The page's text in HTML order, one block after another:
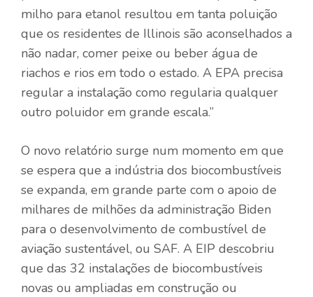
milho para etanol resultou em tanta poluição
que os residentes de Illinois são aconselhados a
não nadar, comer peixe ou beber água de
riachos e rios em todo o estado. A EPA precisa
regular a instalação como regularia qualquer
outro poluidor em grande escala.”
O novo relatório surge num momento em que
se espera que a indústria dos biocombustíveis
se expanda, em grande parte com o apoio de
milhares de milhões da administração Biden
para o desenvolvimento de combustível de
aviação sustentável, ou SAF. A EIP descobriu
que das 32 instalações de biocombustíveis
novas ou ampliadas em construção ou